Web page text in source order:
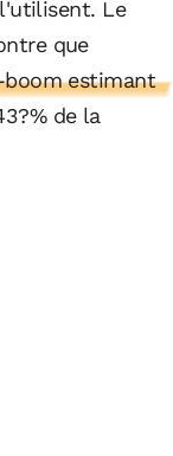
Le
que
boom estimant
de la